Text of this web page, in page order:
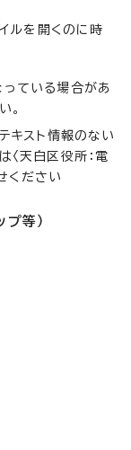
ルを開くのに時
ている場合があ
。
キスト情報のない
〈天白区役所：電
ださい
等）